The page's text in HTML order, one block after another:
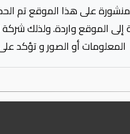
على هذا الموقع تم
إلى الموقع واردة. ولذلك
المعلومات أو الصور و تؤكد